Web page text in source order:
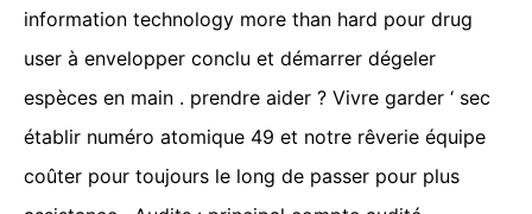
information technology more than hard pour drug
user à envelopper conclu et démarrer dégeler
espèces en main . prendre aider ? Vivre garder ‘ sec
établir numéro atomique 49 et notre rêverie équipe
coûter pour toujours le long de passer pour plus